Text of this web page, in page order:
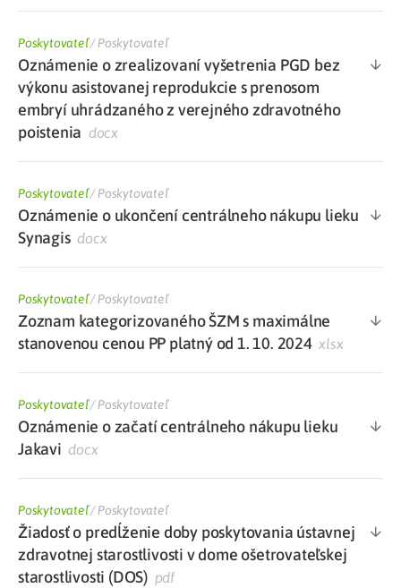
Poskytovateľ/Poskytovateľ
Oznámenie o zrealizovaní vyšetrenia PGD bez
výkonu asistovanej reprodukcie s prenosom
embryí uhrádzaného z verejného zdravotného
poistenia docx
Poskytovateľ/Poskytovateľ
Oznámenie o ukončení centrálneho nákupu lieku
Synagisdocx
Poskytovateľ/Poskytovateľ
Zoznam kategorizovaného ŠZM s maximálne
stanovenou cenou PP platný od 1. 10. 2024xlsx
Poskytovateľ/Poskytovateľ
Oznámenie o začatí centrálneho nákupu lieku
Jakavi docx
Poskytovateľ/Poskytovateľ
Žiadosť o predĺženie doby poskytovania ústavnej
zdravotnej starostlivosti v dome ošetrovateľskej
starostlivosti (DOS) pdf